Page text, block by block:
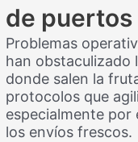
de puertos
Problemas
han obstaculizado
donde salen la
protocolos que
especialmente por
los envíos frescos.